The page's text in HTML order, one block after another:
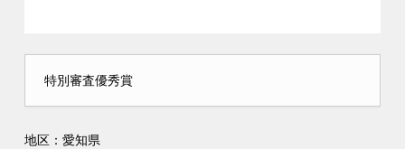
特別審査優秀賞
地区：愛知県